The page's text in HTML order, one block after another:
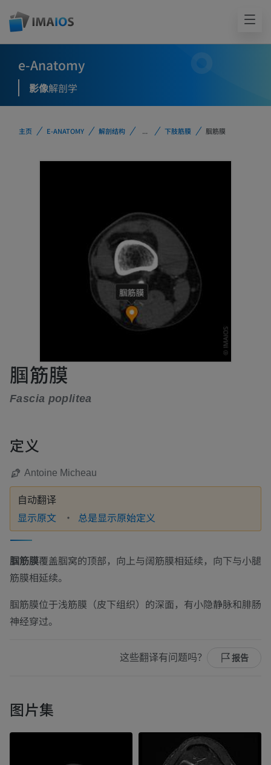
e-Anatomy
影像解剖学
主页 E-ANATOMY 解剖结构 ... 下肢筋膜 腘筋膜
腘筋膜
Fascia poplitea
定义
Antoine Micheau
自动翻译
显示原文 总是显示原始定义
腘筋膜覆盖腘窝的顶部，向上与阔筋膜相延续，向下与小腿
筋膜相延续。
腘筋膜位于浅筋膜（皮下组织）的深面，有小隐静脉和腓肠
神经穿过。
这些翻译有问题吗？ 报告
图片集